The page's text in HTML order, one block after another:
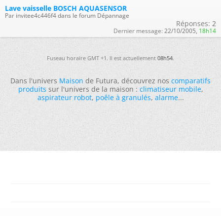
Lave vaisselle BOSCH AQUASENSOR
Par invitee4c446f4 dans le forum Dépannage
Réponses: 2
Dernier message: 22/10/2005, 18h14
Fuseau horaire GMT +1. Il est actuellement08h54.
Dans l'universMaisonde Futura, découvrez noscomparatifs
produitssur l'univers de la maison :climatiseur mobile,
aspirateur robot,poêle à granulés,alarme...